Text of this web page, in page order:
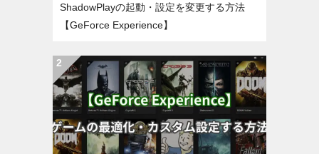
ShadowPlayの起動・設定を変更する方法
【GeForce Experience】